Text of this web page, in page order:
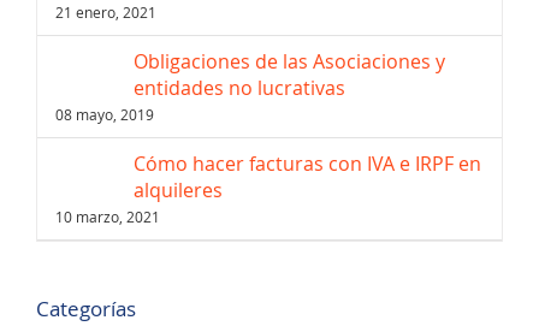
21 enero, 2021
Obligaciones de las Asociaciones y
entidades no lucrativas
08 mayo, 2019
Cómo hacer facturas con IVA e IRPF en
alquileres
10 marzo, 2021
Categorías